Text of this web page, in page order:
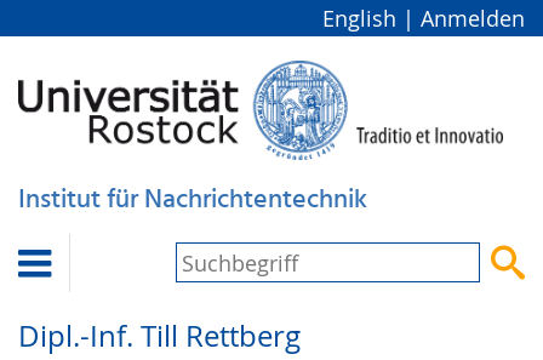
English | Anmelden
Institut für Nachrichtentechnik
 
Dipl.-Inf. Till Rettberg